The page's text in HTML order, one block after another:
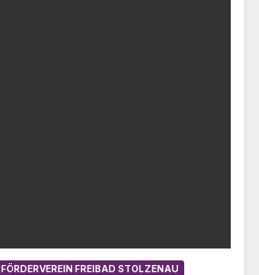
FÖRDERVEREIN FREIBAD STOLZENAU